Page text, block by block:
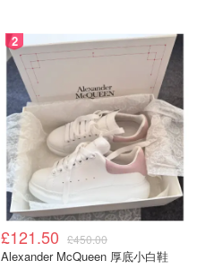
2
£121.50 £450.00
Alexander McQueen 厚底小白鞋